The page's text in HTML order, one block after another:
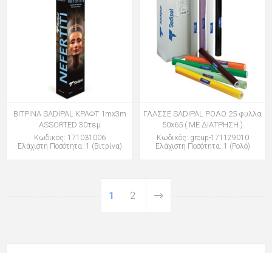
ΒΙΤΡΙΝΑ SADIPAL ΚΡΑΦΤ 1mx3m
ASSORTED 30τεμ
Κωδικός: 171031006
Ελάχιστη Ποσότητα: 1 (Βιτρίνα)
ΓΛΑΣΣΕ SADIPAL ΡΟΛΟ 25 φυλλα
50x65 ( ΜΕ ΔΙΑΤΡΗΣΗ )
Κωδικός: group-171129010
Ελάχιστη Ποσότητα: 1 (Ρολό)
1 2